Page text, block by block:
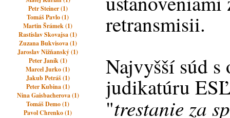
Petr Steiner (1)
Tomáš Pavlo (1)
Martin Šrámek (1)
Rastislav Skovajsa (1)
Zuzana Bukvisova (1)
Jaroslav Nižňanský (1)
Peter Janík (1)
Marcel Jurko (1)
Jakub Petráš (1)
Peter Kubina (1)
Nina Gaisbacherova (1)
Tomáš Demo (1)
Pavol Chrenko (1)
retransmisii.
Najvyšší súd s
judikatúru
"trestanie za